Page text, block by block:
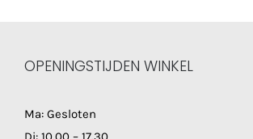
OPENINGSTIJDEN WINKEL
Ma: Gesloten